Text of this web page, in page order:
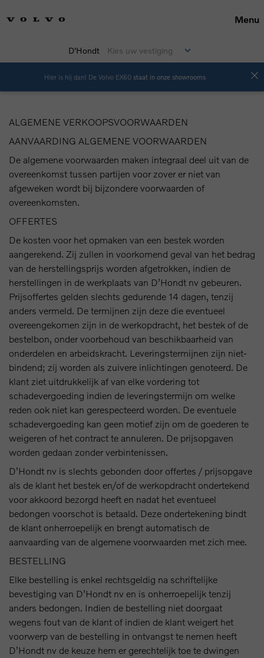
Menu
D'Hondt Kies uw vestiging
Hier is hij dan! De Volvo EX60 staat in onze showrooms
ALGEMENE VERKOOPSVOORWAARDEN
AANVAARDING ALGEMENE VOORWAARDEN
De algemene voorwaarden maken integraal deel uit van de
overeenkomst tussen partijen voor zover er niet van
afgeweken wordt bij bijzondere voorwaarden of
overeenkomsten.
OFFERTES
De kosten voor het opmaken van een bestek worden
aangerekend. Zij zullen in voorkomend geval van het bedrag
van de herstellingsprijs worden afgetrokken, indien de
herstellingen in de werkplaats van D’Hondt nv gebeuren.
Prijsoffertes gelden slechts gedurende 14 dagen, tenzij
anders vermeld. De termijnen zijn deze die eventueel
overeengekomen zijn in de werkopdracht, het bestek of de
bestelbon, onder voorbehoud van beschikbaarheid van
onderdelen en arbeidskracht. Leveringstermijnen zijn niet-
bindend; zij worden als zuivere inlichtingen genoteerd. De
klant ziet uitdrukkelijk af van elke vordering tot
schadevergoeding indien de leveringstermijn om welke
reden ook niet kan gerespecteerd worden. De eventuele
schadevergoeding kan geen motief zijn om de goederen te
weigeren of het contract te annuleren. De prijsopgaven
worden gedaan zonder verbintenissen.
D’Hondt nv is slechts gebonden door offertes / prijsopgave
als de klant het bestek en/of de werkopdracht ondertekend
voor akkoord bezorgd heeft en nadat het eventueel
bedongen voorschot is betaald. Deze ondertekening bindt
de klant onherroepelijk en brengt automatisch de
aanvaarding van de algemene voorwaarden met zich mee.
BESTELLING
Elke bestelling is enkel rechtsgeldig na schriftelijke
bevestiging van D’Hondt nv en is onherroepelijk tenzij
anders bedongen. Indien de bestelling niet doorgaat
wegens fout van de klant of indien de klant weigert het
voorwerp van de bestelling in ontvangst te nemen heeft
D’Hondt nv de keuze hem er gerechtelijk toe te dwingen